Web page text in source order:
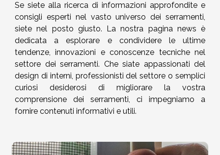
Se siete alla ricerca di informazioni approfondite e
consigli esperti nel vasto universo dei serramenti,
siete nel posto giusto. La nostra pagina news è
dedicata a esplorare e condividere le ultime
tendenze, innovazioni e conoscenze tecniche nel
settore dei serramenti. Che siate appassionati del
design di interni, professionisti del settore o semplici
curiosi desiderosi di migliorare la vostra
comprensione dei serramenti, ci impegniamo a
fornire contenuti informativi e utili.